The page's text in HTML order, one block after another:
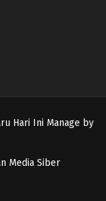
Hari Ini Manage by
Media Siber